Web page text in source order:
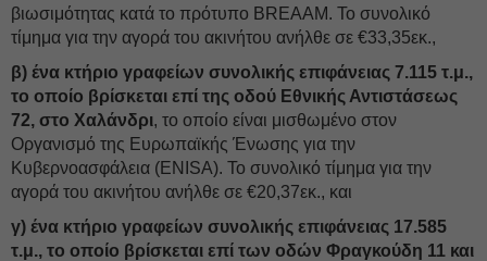
βιωσιμότητας κατά το πρότυπο BREAAM. Το συνολικό
τίμημα για την αγορά του ακινήτου ανήλθε σε €33,35εκ.,
β) ένα κτήριο γραφείων συνολικής επιφάνειας 7.115 τ.μ.,
το οποίο βρίσκεται επί της οδού Εθνικής Αντιστάσεως
72, στο Χαλάνδρι, το οποίο είναι μισθωμένο στον
Οργανισμό της Ευρωπαϊκής Ένωσης για την
Κυβερνοασφάλεια (ENISA). Το συνολικό τίμημα για την
αγορά του ακινήτου ανήλθε σε €20,37εκ., και
γ) ένα κτήριο γραφείων συνολικής επιφάνειας 17.585
τ.μ., το οποίο βρίσκεται επί των οδών Φραγκούδη 11 και